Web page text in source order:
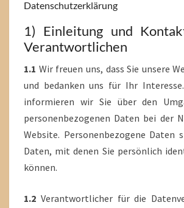
Datenschutzerklärung
1) Einleitung und
Verantwortlichen
1.1 Wir freuen uns, dass Sie unsere
und bedanken uns für Ihr
informieren wir Sie über den
personenbezogenen Daten bei der
Website. Personenbezogene Daten
Daten, mit denen Sie persönlich
können.
1.2 Verantwortlicher für die